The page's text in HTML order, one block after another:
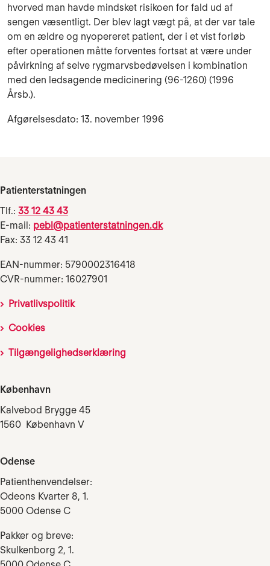
hvorved man havde mindsket risikoen for fald ud af
sengen væsentligt. Der blev lagt vægt på, at der var tale
om en ældre og nyopereret patient, der i et vist forløb
efter operationen måtte forventes fortsat at være under
påvirkning af selve rygmarvsbedøvelsen i kombina­tion
med den ledsagende medicinering (96-1260) (1996
Årsb.).
Afgørelsesdato: 13. november 1996
Patienterstatningen
Tlf.: 33 12 43 43
E-mail: pebl@patienterstatningen.dk
Fax: 33 12 43 41
EAN-nummer: 5790002316418
CVR-nummer: 16027901
Privatlivspolitik
Cookies
Tilgængelighedserklæring
København
Kalvebod Brygge 45
1560 København V
Odense
Patienthenvendelser:
Odeons Kvarter 8, 1.
5000 Odense C
Pakker og breve:
Skulkenborg 2, 1.